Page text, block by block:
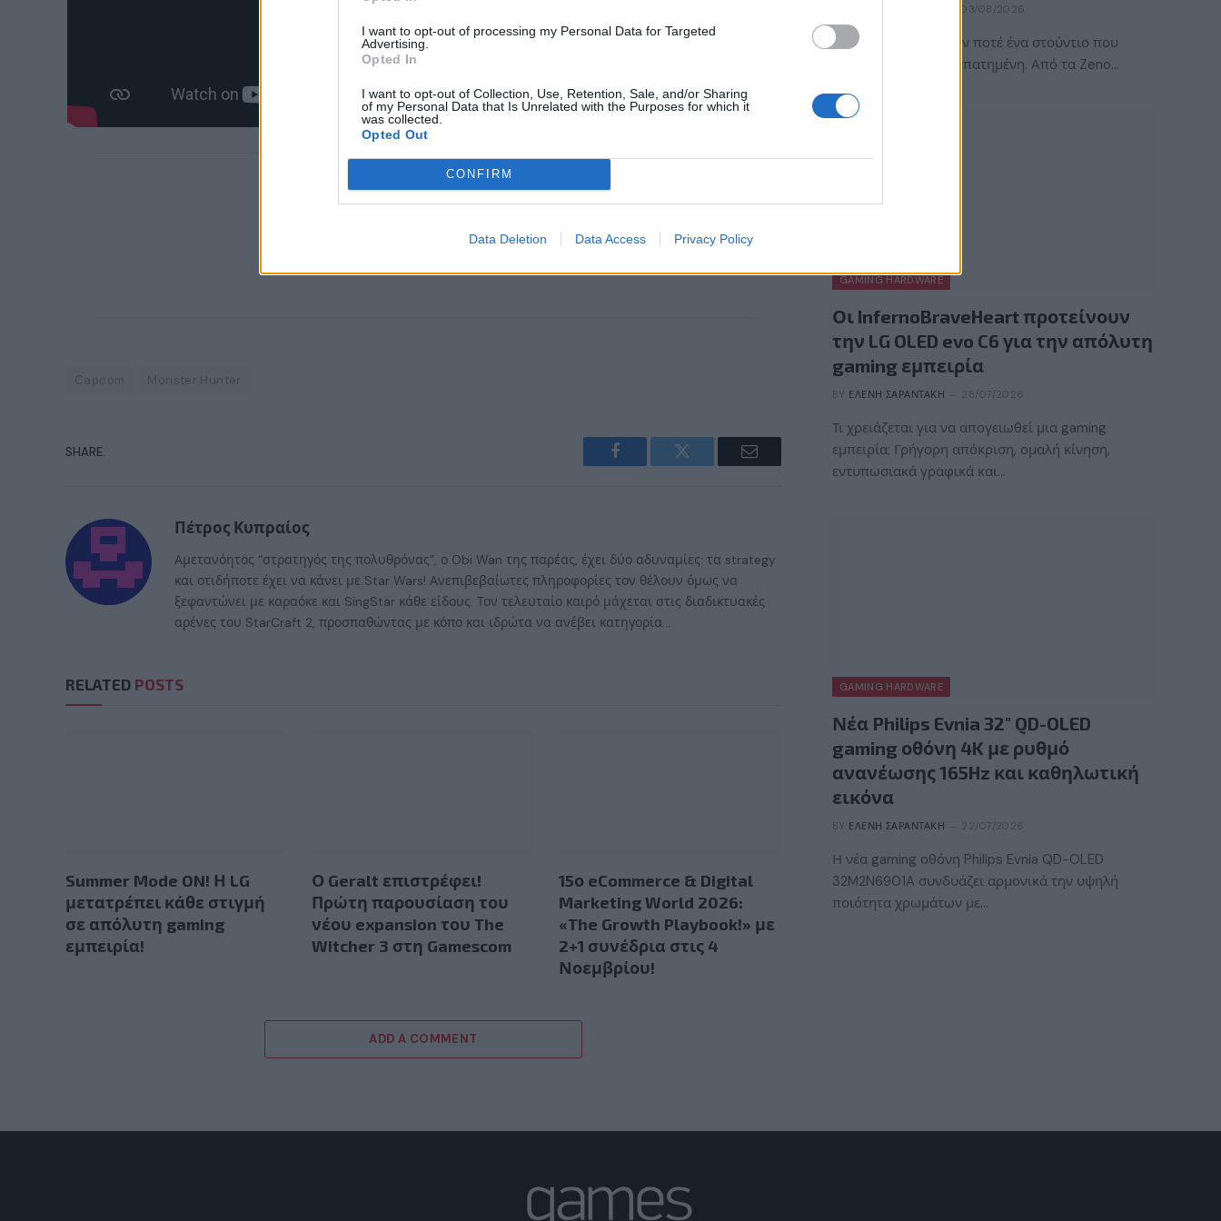
I want to opt-out of processing my Personal Data for Targeted
Advertising.
Opted In
I want to opt-out of Collection, Use, Retention, Sale, and/or Sharing
of my Personal Data that Is Unrelated with the Purposes for which it
was collected.
Opted Out
CONFIRM
Data Deletion Data Access Privacy Policy
Capcom Monster Hunter
SHARE.
Facebook Twitter Email
Πέτρος Κυπραίος
Αμετανόητος “στρατηγός της πολυθρόνας”, ο Obi Wan της παρέας, έχει δύο αδυναμίες: τα strategy
και οτιδήποτε έχει να κάνει με Star Wars! Ανεπιβεβαίωτες πληροφορίες τον θέλουν όμως να
ξεφαντώνει με καραόκε και SingStar κάθε είδους. Τον τελευταίο καιρό μάχεται στις διαδικτυακές
αρένες του StarCraft 2, προσπαθώντας με κόπο και ιδρώτα να ανέβει κατηγορία...
RELATED POSTS
Summer Mode ON! Η LG
μετατρέπει κάθε στιγμή
σε απόλυτη gaming
εμπειρία!
Ο Geralt επιστρέφει!
Πρώτη παρουσίαση του
νέου expansion του The
Witcher 3 στη Gamescom
15ο eCommerce & Digital
Marketing World 2026:
«The Growth Playbook!» με
2+1 συνέδρια στις 4
Νοεμβρίου!
ADD A COMMENT
03/08/2026
Η ACE Team δεν ήταν ποτέ ένα στούντιο που
ακολουθούσε την πεπατημένη. Από τα Zeno…
GAMING HARDWARE
Οι InfernoBraveHeart προτείνουν
την LG OLED evo C6 για την απόλυτη
gaming εμπειρία
BY ΕΛΈΝΗ ΣΑΡΑΝΤΆΚΗ 28/07/2026
Τι χρειάζεται για να απογειωθεί μια gaming
εμπειρία; Γρήγορη απόκριση, ομαλή κίνηση,
εντυπωσιακά γραφικά και…
GAMING HARDWARE
Νέα Philips Evnia 32″ QD-OLED
gaming οθόνη 4K με ρυθμό
ανανέωσης 165Hz και καθηλωτική
εικόνα
BY ΕΛΈΝΗ ΣΑΡΑΝΤΆΚΗ 22/07/2026
Η νέα gaming οθόνη Philips Evnia QD-OLED
32M2N6901A συνδυάζει αρμονικά την υψηλή
ποιότητα χρωμάτων με…